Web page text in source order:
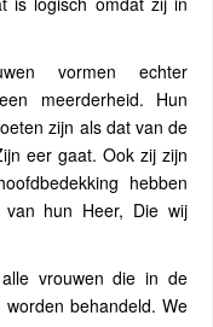
vormen echter
meerderheid. Hun
zijn als dat van de
eer gaat. Ook zij zijn
hebben
van hun Heer, Die wij
vrouwen die in de
behandeld. We